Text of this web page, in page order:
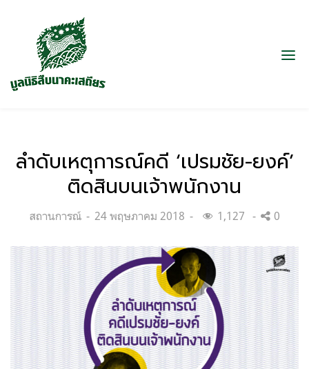
ลำดับเหตุการณ์คดี ‘เปรมชัย-ยงค์’
ติดสินบนเจ้าพนักงาน
Categories:
สถานการณ์
Posted
24 พฤษภาคม 2018 1,127 0